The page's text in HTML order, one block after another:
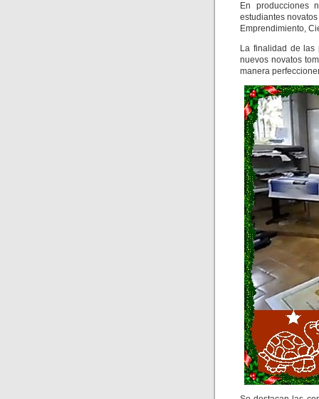
En producciones
estudiantes
Emprendimiento,
La finalidad de las
nuevos novatos
manera